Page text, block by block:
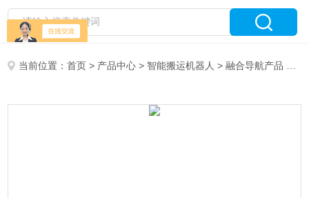
当前位置：首页 > 产品中心 > 智能搬运机器人 >融合导航产品